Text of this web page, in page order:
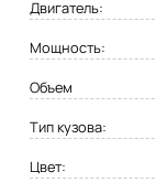
Двигатель:
Мощность:
Объем
Тип кузова:
Цвет: